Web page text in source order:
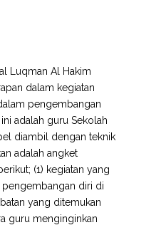
Luqman Al Hakim
dalam kegiatan
pengembangan
adalah guru Sekolah
diambil dengan teknik
adalah angket
(1) kegiatan yang
pengembangan diri di
yang ditemukan
guru menginginkan